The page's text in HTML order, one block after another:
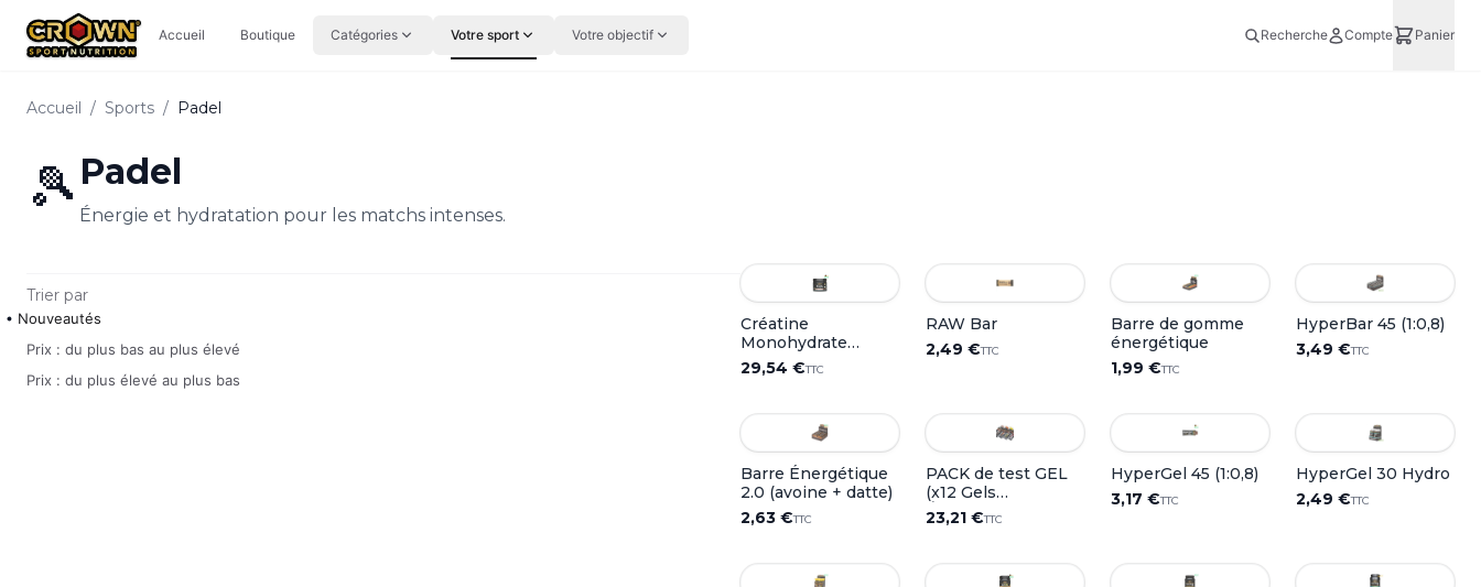
Aller au contenu principal
Accueil Boutique Catégories Votre sport Votre objectif Recherche Compte Panier
Accueil / Sports / Padel
🎾 Padel
Énergie et hydratation pour les matchs intenses.
Trier par
Nouveautés
Prix : du plus bas au plus élevé
Prix : du plus élevé au plus bas
Créatine
Monohydrate
Creapure® – Saveur
Neutre
29,54 €TTC
RAW Bar
2,49 €TTC
Barre de gomme
énergétique
1,99 €TTC
HyperBar 45 (1:0,8)
3,49 €TTC
Barre Énergétique
2.0 (avoine + datte)
2,63 €TTC
PACK de test GEL
(x12 Gels
Énergétiques)
23,21 €TTC
HyperGel 45 (1:0,8)
3,17 €TTC
HyperGel 30 Hydro
2,49 €TTC